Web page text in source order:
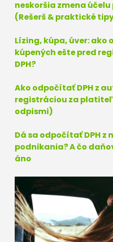
neskoršia zmena
(Rešerš & praktické
Lízing, kúpa, úver: ako
kúpených ešte pred
DPH?
Ako odpočítať DPH z
registráciou za
odpismi)
Dá sa odpočítať DPH
podnikania? A čo
áno